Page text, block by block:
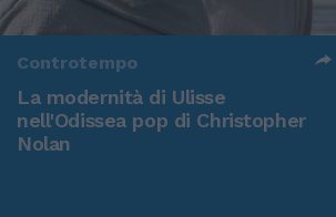
Controtempo
La modernità di Ulisse
nell'Odissea pop di Christopher
Nolan